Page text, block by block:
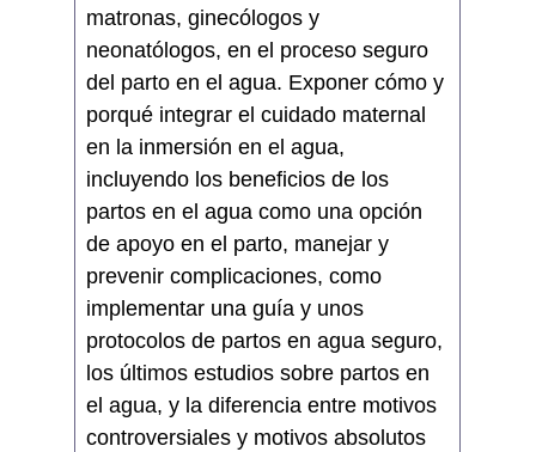
matronas, ginecólogos y
neonatólogos, en el proceso seguro
del parto en el agua. Exponer cómo y
porqué integrar el cuidado maternal
en la inmersión en el agua,
incluyendo los beneficios de los
partos en el agua como una opción
de apoyo en el parto, manejar y
prevenir complicaciones, como
implementar una guía y unos
protocolos de partos en agua seguro,
los últimos estudios sobre partos en
el agua, y la diferencia entre motivos
controversiales y motivos absolutos